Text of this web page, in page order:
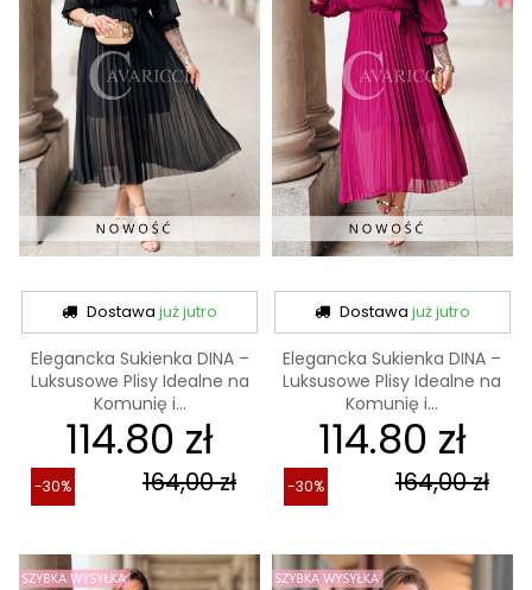
Dostawajuż jutro
Elegancka Sukienka DINA –
Luksusowe Plisy Idealne na
Komunię i...
114.80 zł
164,00 zł
-30%
Dostawa już jutro
Elegancka Sukienka DINA –
Luksusowe Plisy Idealne na
Komunię i...
114.80 zł
164,00 zł
-30%